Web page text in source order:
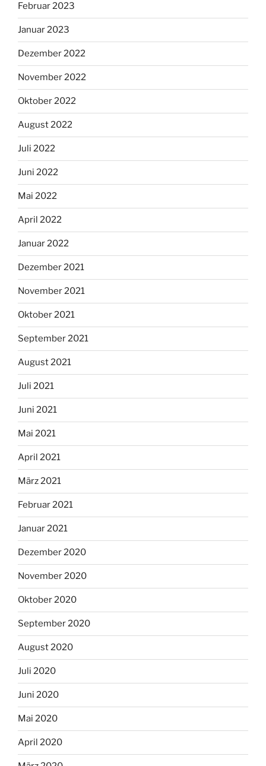
Februar 2023
Januar 2023
Dezember 2022
November 2022
Oktober 2022
August 2022
Juli 2022
Juni 2022
Mai 2022
April 2022
Januar 2022
Dezember 2021
November 2021
Oktober 2021
September 2021
August 2021
Juli 2021
Juni 2021
Mai 2021
April 2021
März 2021
Februar 2021
Januar 2021
Dezember 2020
November 2020
Oktober 2020
September 2020
August 2020
Juli 2020
Juni 2020
Mai 2020
April 2020